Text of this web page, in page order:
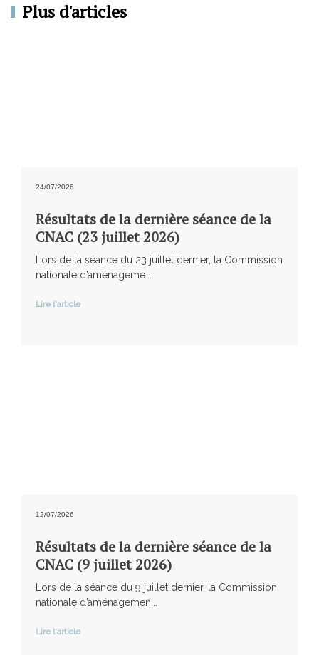
Plus d'articles
24/07/2026
Résultats de la dernière séance de la
CNAC (23 juillet 2026)
Lors de la séance du 23 juillet dernier, la Commission
nationale d’aménageme...
Lire l'article
12/07/2026
Résultats de la dernière séance de la
CNAC (9 juillet 2026)
Lors de la séance du 9 juillet dernier, la Commission
nationale d’aménagemen...
Lire l'article